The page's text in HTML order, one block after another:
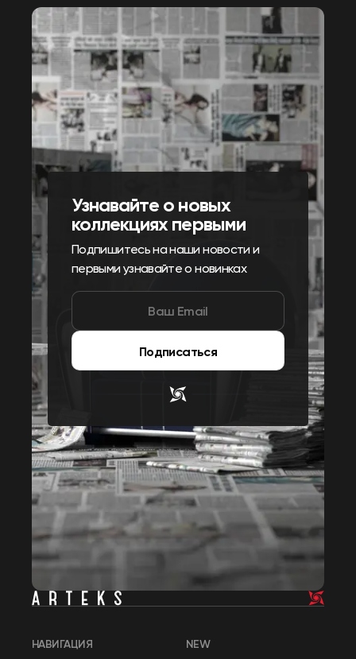
Узнавайте о новых
коллекциях первыми
Подпишитесь на наши новости и
первыми узнавайте о новинках
Подписаться
НАВИГАЦИЯ NEW